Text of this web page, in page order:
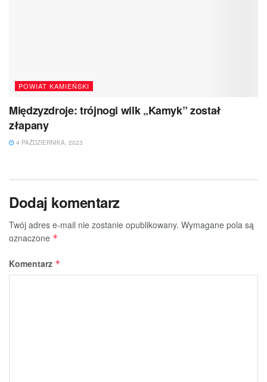
POWIAT KAMIEŃSKI
Międzyzdroje: trójnogi wilk „Kamyk” został
złapany
4 PAŹDZIERNIKA, 2023
Dodaj komentarz
Twój adres e-mail nie zostanie opublikowany. Wymagane pola są
oznaczone *
Komentarz *